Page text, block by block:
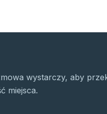
wystarczy, aby
miejsca.